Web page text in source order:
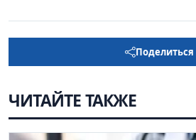
Поделиться
ЧИТАЙТЕ ТАКЖЕ